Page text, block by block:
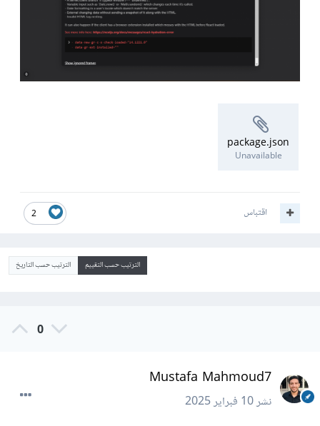
package.json
Unavailable
2 اقتباس
الترتيب حسب التقييم الترتيب حسب التاريخ
0
Mustafa Mahmoud7
نشر10 فبراير 2025